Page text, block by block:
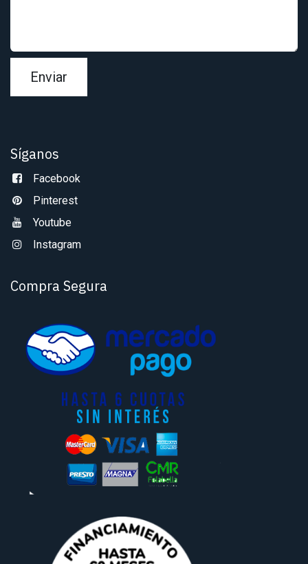
Enviar
Síganos
Facebook
Pinterest
Youtube
Instagram
Compra Segura